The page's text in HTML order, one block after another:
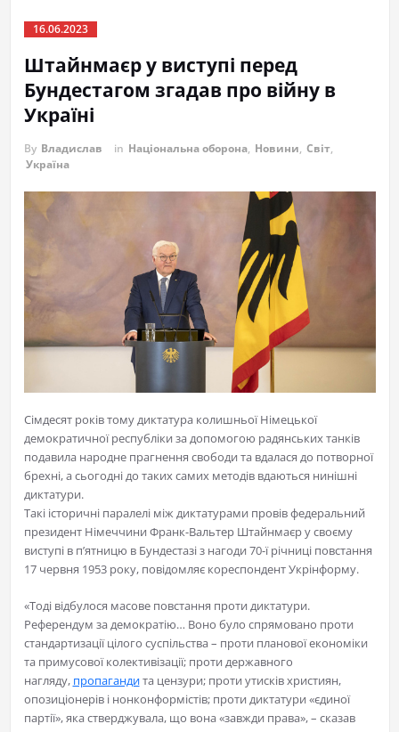
16.06.2023
Штайнмаєр у виступі перед
Бундестагом згадав про війну в
Україні
By Владислав in Національна оборона, Новини, Світ,
Україна
Сімдесят років тому диктатура колишньої Німецької
демократичної республіки за допомогою радянських танків
подавила народне прагнення свободи та вдалася до потворної
брехні, а сьогодні до таких самих методів вдаються нинішні
диктатури.
Такі історичні паралелі між диктатурами провів федеральний
президент Німеччини Франк-Вальтер Штайнмаєр у своєму
виступі в п’ятницю в Бундестазі з нагоди 70-ї річниці повстання
17 червня 1953 року, повідомляє кореспондент Укрінформу.
«Тоді відбулося масове повстання проти диктатури.
Референдум за демократію… Воно було спрямовано проти
стандартизації цілого суспільства – проти планової економіки
та примусової колективізації; проти державного
нагляду, пропагандита цензури; проти утисків християн,
опозиціонерів і нонконформістів; проти диктатури «єдиної
партії», яка стверджувала, що вона «завжди права», – сказав